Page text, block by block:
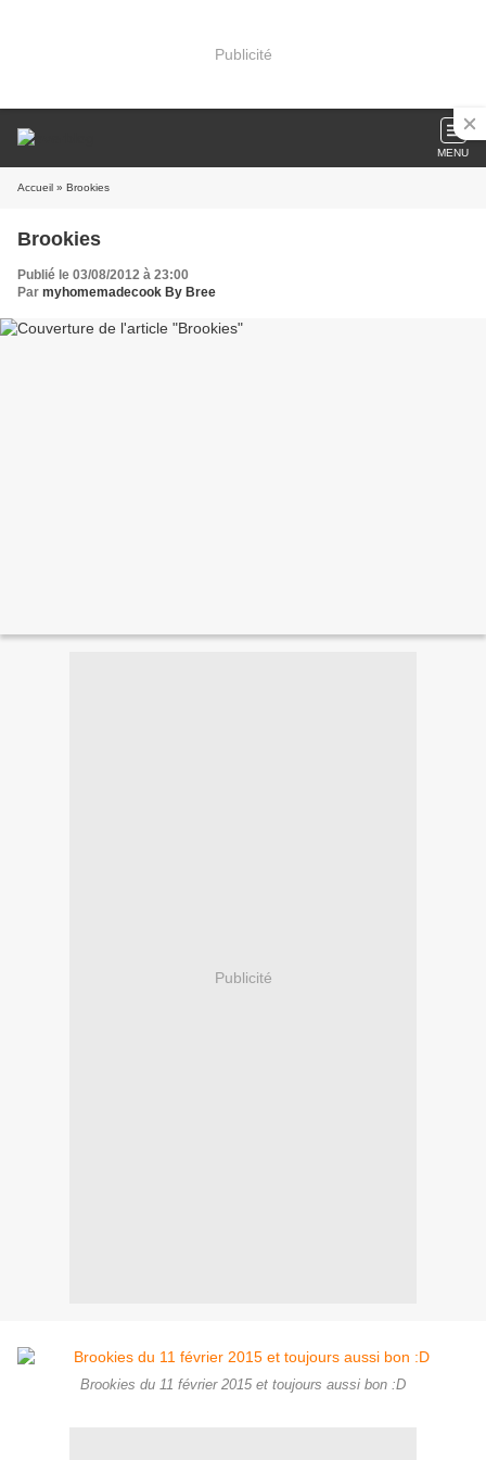
Publicité
MENU
Accueil » Brookies
Brookies
Publié le 03/08/2012 à 23:00
Par myhomemadecook By Bree
Publicité
Brookies du 11 février 2015 et toujours aussi bon :D